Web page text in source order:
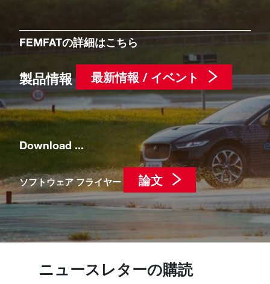
FEMFATの詳細はこちら
製品情報 最新情報 / イベント
Download ...
ソフトウェア フライヤー 論文
ニュースレターの購読